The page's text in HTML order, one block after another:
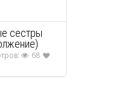
сестры
68